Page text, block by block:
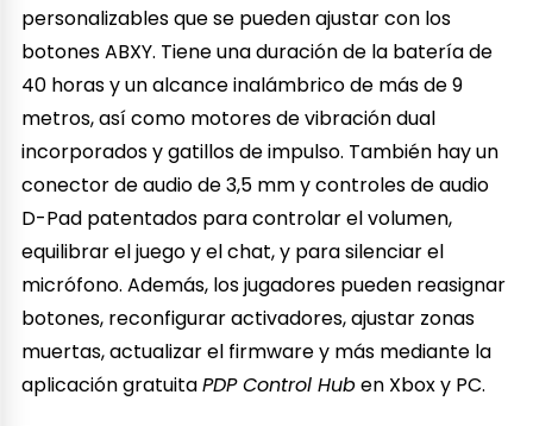
personalizables que se pueden ajustar con los
botones ABXY. Tiene una duración de la batería de
40 horas y un alcance inalámbrico de más de 9
metros, así como motores de vibración dual
incorporados y gatillos de impulso. También hay un
conector de audio de 3,5 mm y controles de audio
D-Pad patentados para controlar el volumen,
equilibrar el juego y el chat, y para silenciar el
micrófono. Además, los jugadores pueden reasignar
botones, reconfigurar activadores, ajustar zonas
muertas, actualizar el firmware y más mediante la
aplicación gratuitaPDP Control Huben Xbox y PC.